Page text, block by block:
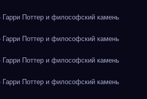
Поттер и философский камень
Поттер и философский камень
Поттер и философский камень
Поттер и философский камень